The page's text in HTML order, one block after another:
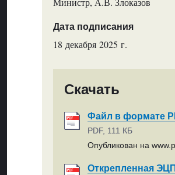
Дата подписания
18 декабря 2025 г.
Скачать
Файл в формате
PDF, 111 КБ
Опубликован на
Открепленная ЭЦП